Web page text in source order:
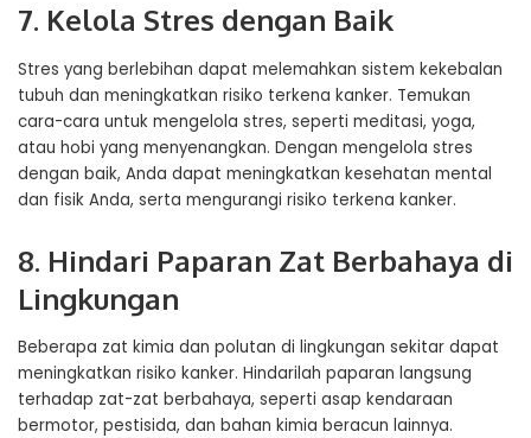
7. Kelola Stres dengan Baik
Stres yang berlebihan dapat melemahkan sistem kekebalan
tubuh dan meningkatkan risiko terkena kanker. Temukan
cara-cara untuk mengelola stres, seperti meditasi, yoga,
atau hobi yang menyenangkan. Dengan mengelola stres
dengan baik, Anda dapat meningkatkan kesehatan mental
dan fisik Anda, serta mengurangi risiko terkena kanker.
8. Hindari Paparan Zat Berbahaya di
Lingkungan
Beberapa zat kimia dan polutan di lingkungan sekitar dapat
meningkatkan risiko kanker. Hindarilah paparan langsung
terhadap zat-zat berbahaya, seperti asap kendaraan
bermotor, pestisida, dan bahan kimia beracun lainnya.